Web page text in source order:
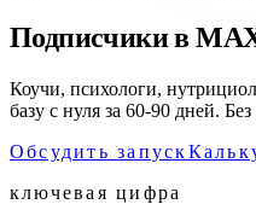
Подписчики в MAX
Коучи, психологи,
базу с нуля за 60-90 дней.
Обсудить запуск
ключевая цифра